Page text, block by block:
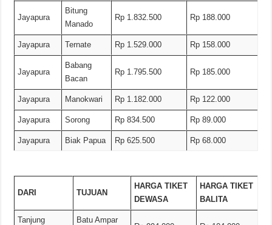
Jayapura
Bitung
Manado
Rp 1.832.500 Rp 188.000
Jayapura Ternate Rp 1.529.000 Rp 158.000
Jayapura
Babang
Bacan
Rp 1.795.500 Rp 185.000
Jayapura Manokwari Rp 1.182.000 Rp 122.000
Jayapura Sorong Rp 834.500 Rp 89.000
Jayapura Biak Papua Rp 625.500 Rp 68.000
DARI TUJUAN
HARGA TIKET
DEWASA
HARGA TIKET
BALITA
Tanjung
Batu Ampar